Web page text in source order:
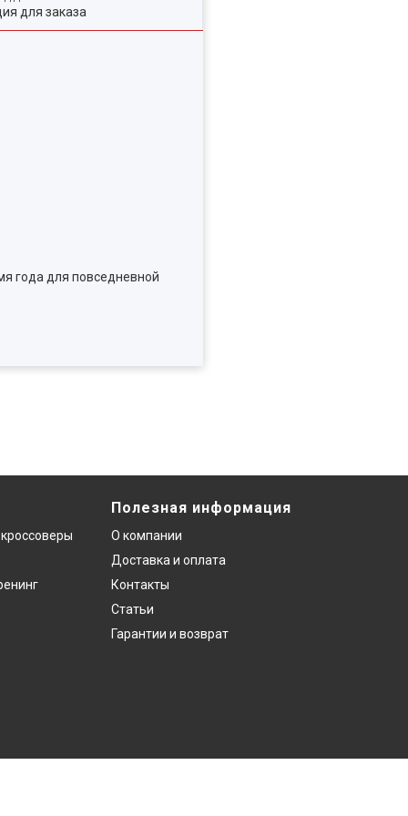
для заказа
года для повседневной
Полезная информация
О компании
Доставка и оплата
Контакты
Статьи
Гарантии и возврат